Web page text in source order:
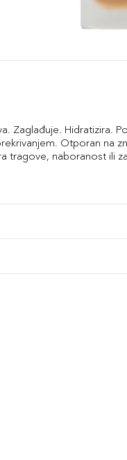
Zaglađuje. Hidratizira.
Otporan na
tragove, naboranost ili